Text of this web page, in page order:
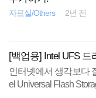
자료실/Others 2년 전
[백업용] Intel UFS 드
인터넷에서 생각보다
el Universal Flash